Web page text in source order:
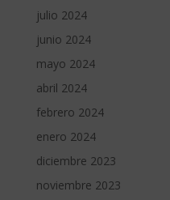
julio 2024
junio 2024
mayo 2024
abril 2024
febrero 2024
enero 2024
diciembre 2023
noviembre 2023